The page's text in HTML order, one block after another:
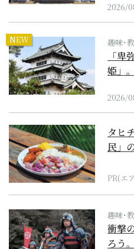
2026/
NEW 趣味･
「卑
姫」
2026/
タヒ
民」
PR(エ
趣味･
衝撃
ろう